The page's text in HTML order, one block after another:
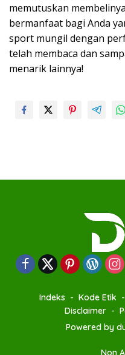
memutuskan
bermanfaat bagi Anda
sport mungil dengan
telah membaca dan
menarik lainnya!
Indeks Kode Etik
Disclaimer
Powered by
Non